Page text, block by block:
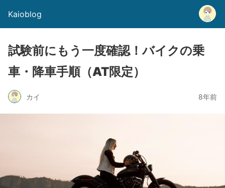
Kaioblog
試験前にもう一度確認！バイクの乗
車・降車手順（AT限定）
カイ 8年前